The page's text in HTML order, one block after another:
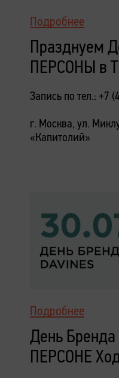
Подробнее
Празднуем
ПЕРСОНЫ в
Запись по тел.: +7
г. Москва, ул.
«Капитолий»
Подробнее
День Бренда
ПЕРСОНЕ